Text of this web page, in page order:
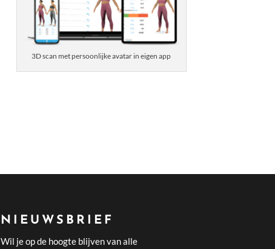
3D scan met persoonlijke avatar in eigen app
NIEUWSBRIEF
Wil je op de hoogte blijven van alle